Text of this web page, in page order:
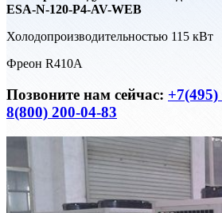
ESA-N-120-P4-AV-WEB
Холодопроизводительностью 115 кВт
Фреон R410A
Позвоните нам сейчас: +7(495)
8(800) 200-04-83